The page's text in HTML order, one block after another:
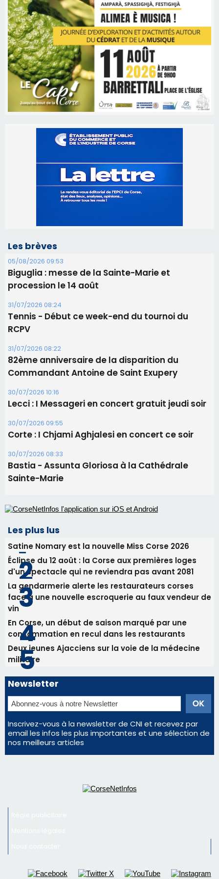
Les brèves
05/08/2026 09:53
Biguglia : messe de la Sainte-Marie et
procession le 14 août
31/07/2026 08:24
Tennis - Début ce week-end du tournoi du
RCPV
31/07/2026 08:22
82ème anniversaire de la disparition du
Commandant Antoine de Saint Exupery
30/07/2026 10:16
Lecci : I Messageri en concert gratuit jeudi soir
30/07/2026 09:55
Corte : I Chjami Aghjalesi en concert ce soir
30/07/2026 08:33
Bastia - Assunta Gloriosa à la Cathédrale
Sainte-Marie
Les plus lus
Satine Nomary est la nouvelle Miss Corse 2026
Éclipse du 12 août : la Corse aux premières loges
d'un spectacle qui ne reviendra pas avant 2081
La gendarmerie alerte les restaurateurs corses
face à une nouvelle escroquerie au faux vendeur de
vin
En Corse, un début de saison marqué par une
consommation en recul dans les restaurants
Deux jeunes Ajacciens sur la voie de la médecine
militaire
Newsletter
Inscrivez-vous à la newsletter de CNI et recevez par
email les infos les plus importantes et une sélection de
nos meilleurs articles